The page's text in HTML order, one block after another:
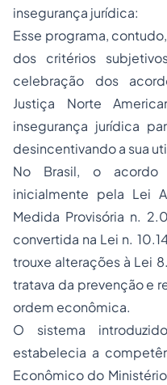
insegurança jurídica:
Esse programa,
dos critérios
celebração dos
Justiça Norte
insegurança jurídica
desincentivando a sua
No Brasil, o
inicialmente pela Lei
Medida Provisória n.
convertida na Lei n.
trouxe alterações à Lei
tratava da prevenção e
ordem econômica.
O sistema
estabelecia a
Econômico do